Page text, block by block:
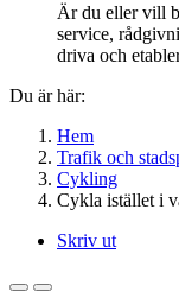
Är du eller vill
service,
driva och
Du är här:
Hem
Trafik och
Cykling
Cykla istället i
Skriv ut